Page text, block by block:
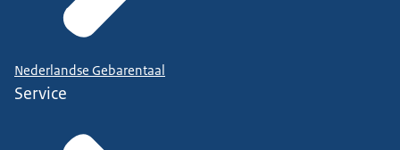
Nederlandse Gebarentaal
Service